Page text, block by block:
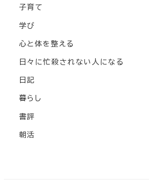
子育て
学び
心と体を整える
日々に忙殺されない人になる
日記
暮らし
書評
朝活